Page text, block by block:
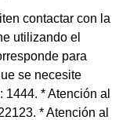
contactar con la
utilizando el
para
se necesite
* Atención al
* Atención al